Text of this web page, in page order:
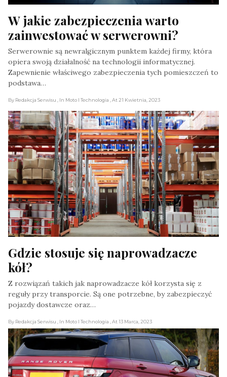
W jakie zabezpieczenia warto
zainwestować w serwerowni?
Serwerownie są newralgicznym punktem każdej firmy, która
opiera swoją działalność na technologii informatycznej.
Zapewnienie właściwego zabezpieczenia tych pomieszczeń to
podstawa…
By Redakcja Serwisu , In Moto I Technologia , At 21 Kwietnia, 2023
Gdzie stosuje się naprowadzacze
kół?
Z rozwiązań takich jak naprowadzacze kół korzysta się z
reguły przy transporcie. Są one potrzebne, by zabezpieczyć
pojazdy dostawcze oraz…
By Redakcja Serwisu , In Moto I Technologia , At 13 Marca, 2023